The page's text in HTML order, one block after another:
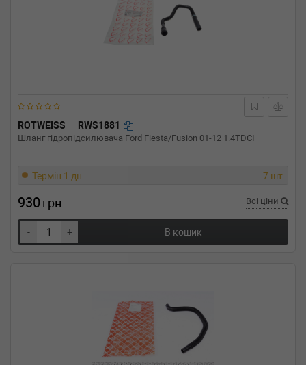
ROTWEISS RWS1881
Шланг гідропідсилювача Ford Fiesta/Fusion 01-12 1.4TDCI
Термін 1 дн. 7 шт.
930 грн Всі ціни
- + В кошик